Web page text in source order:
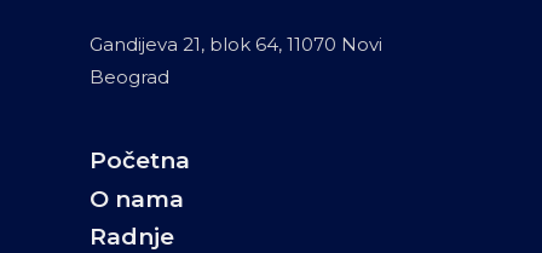
Gandijeva 21, blok 64, 11070 Novi
Beograd
Početna
O nama
Radnje